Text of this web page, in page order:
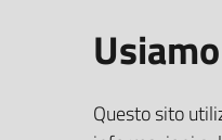
Italia
centralino: tel
PEC
Questo sito